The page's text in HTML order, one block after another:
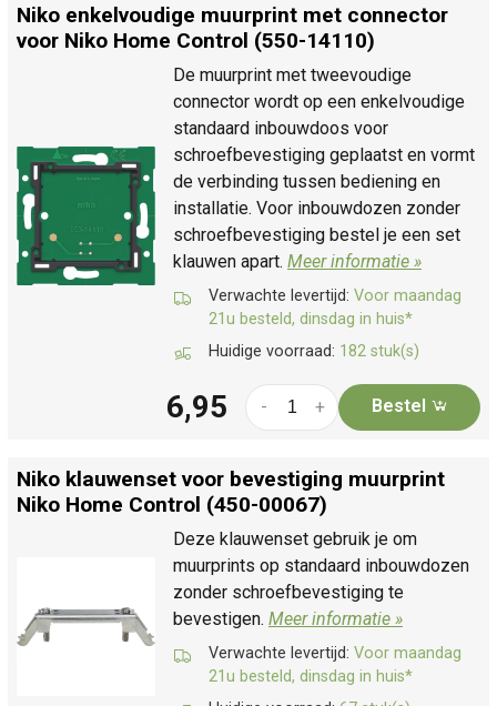
Niko enkelvoudige muurprint met connector
voor Niko Home Control (550-14110)
De muurprint met tweevoudige
connector wordt op een enkelvoudige
standaard inbouwdoos voor
schroefbevestiging geplaatst en vormt
de verbinding tussen bediening en
installatie. Voor inbouwdozen zonder
schroefbevestiging bestel je een set
klauwen apart. Meer informatie »
Verwachte levertijd: Voor maandag
21u besteld, dinsdag in huis*
Huidige voorraad: 182 stuk(s)
6,95 +
- Bestel
Niko klauwenset voor bevestiging muurprint
Niko Home Control (450-00067)
Deze klauwenset gebruik je om
muurprints op standaard inbouwdozen
zonder schroefbevestiging te
bevestigen. Meer informatie »
Verwachte levertijd: Voor maandag
21u besteld, dinsdag in huis*